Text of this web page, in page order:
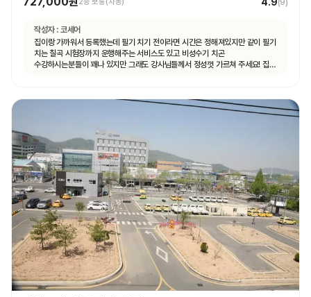
2종 보통(자동) 4.9(9)
작성자 : 코세어
집이랑 가까워서 등록했는데 필기 치기 전이라면 시간은 정해져있지만 같이 필기
치는 칠곡 시험장까지 운행해주는 서비스도 있고 비성수기 치곤
수강하시는분들이 꽤나 있지만 그래도 강사님들께서 정성껏 가르쳐 주세요! 집